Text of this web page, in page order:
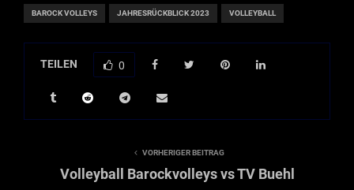
BAROCK VOLLEYS JAHRESRÜCKBLICK 2023 VOLLEYBALL
TEILEN 0
VORHERIGER BEITRAG
Volleyball Barockvolleys vs TV Buehl